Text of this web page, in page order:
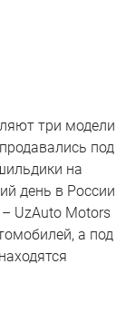
три модели
под
на
день в России
UzAuto Motors
а под